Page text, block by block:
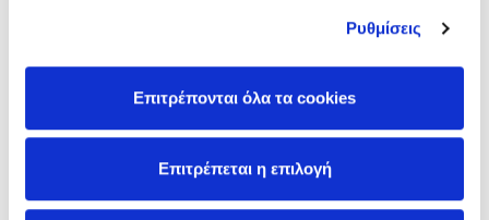
Ρυθμίσεις
Επιτρέπονται όλα τα cookies
Επιτρέπεται η επιλογή